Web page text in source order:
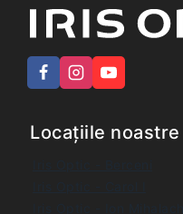
Locațiile noastre